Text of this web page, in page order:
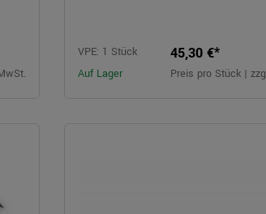
VPE: 1 Stück
Auf Lager
45,30 €*
Preis pro Stück |